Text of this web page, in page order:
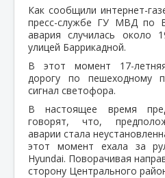
Как сообщили интернет-
пресс-службе ГУ МВД по
авария случилась около
улицей Баррикадной.
В этот момент 17-
дорогу по пешеходному
сигнал светофора.
В настоящее время
говорят, что,
аварии стала
этот момент ехала за
Hyundai. Поворачивая
сторону Центрального